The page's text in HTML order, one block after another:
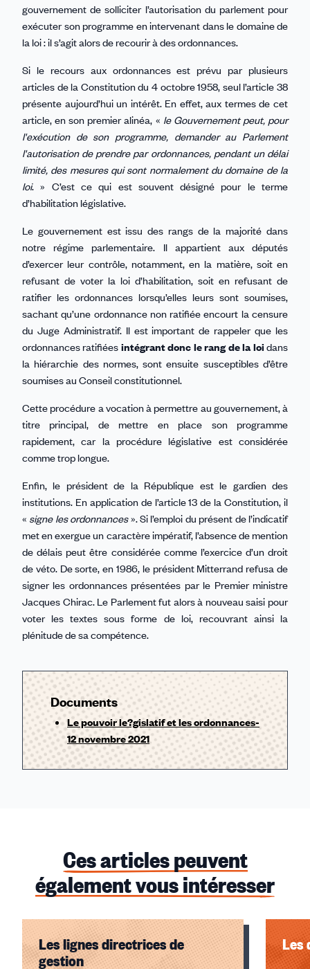
gouvernement de solliciter l’autorisation du parlement pour
exécuter son programme en intervenant dans le domaine de
la loi : il s’agit alors de recourir à des ordonnances.
Si le recours aux ordonnances est prévu par plusieurs
articles de la Constitution du 4 octobre 1958, seul l’article 38
présente aujourd’hui un intérêt. En effet, aux termes de cet
article, en son premier alinéa, « le Gouvernement peut, pour
l'exécution de son programme, demander au Parlement
l'autorisation de prendre par ordonnances, pendant un délai
limité, des mesures qui sont normalement du domaine de la
loi. » C’est ce qui est souvent désigné pour le terme
d’habilitation législative.
Le gouvernement est issu des rangs de la majorité dans
notre régime parlementaire. Il appartient aux députés
d’exercer leur contrôle, notamment, en la matière, soit en
refusant de voter la loi d’habilitation, soit en refusant de
ratifier les ordonnances lorsqu’elles leurs sont soumises,
sachant qu’une ordonnance non ratifiée encourt la censure
du Juge Administratif. Il est important de rappeler que les
ordonnances ratifiées intégrant donc le rang de la loi dans
la hiérarchie des normes, sont ensuite susceptibles d’être
soumises au Conseil constitutionnel.
Cette procédure a vocation à permettre au gouvernement, à
titre principal, de mettre en place son programme
rapidement, car la procédure législative est considérée
comme trop longue.
Enfin, le président de la République est le gardien des
institutions. En application de l’article 13 de la Constitution, il
« signe les ordonnances». Si l’emploi du présent de l’indicatif
met en exergue un caractère impératif, l’absence de mention
de délais peut être considérée comme l’exercice d’un droit
de véto. De sorte, en 1986, le président Mitterrand refusa de
signer les ordonnances présentées par le Premier ministre
Jacques Chirac. Le Parlement fut alors à nouveau saisi pour
voter les textes sous forme de loi, recouvrant ainsi la
plénitude de sa compétence.
Documents
Le pouvoir le?gislatif et les ordonnances-
12 novembre 2021
Ces articles peuvent
également vous intéresser
Les lignes directrices de
gestion
Les